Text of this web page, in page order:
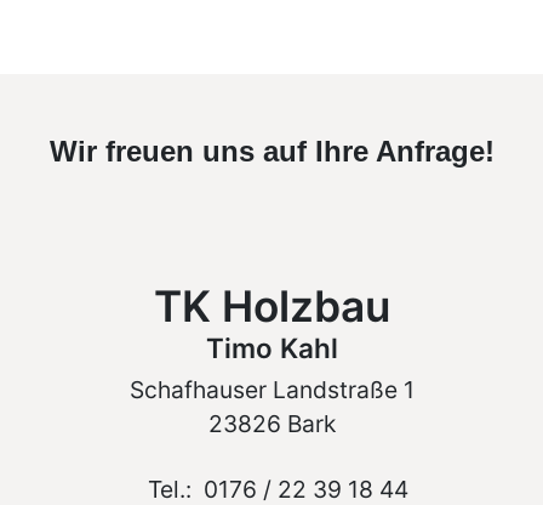
Wir freuen uns auf Ihre Anfrage!
TK Holzbau
Timo Kahl
Schafhauser Landstraße 1
23826 Bark
Tel.: 0176 / 22 39 18 44